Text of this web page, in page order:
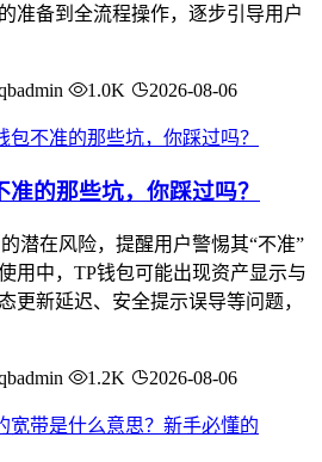
准备到全流程操作，逐步引导用户
1.0K 2026-08-06
的那些坑，你踩过吗？
潜在风险，提醒用户警惕其“不准”
用中，TP钱包可能出现资产显示与
更新延迟、安全提示误导等问题，
1.2K 2026-08-06